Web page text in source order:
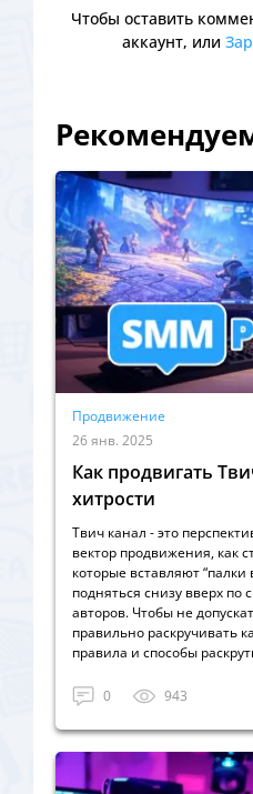
Чтобы оставить
аккаунт, или
Продвижение
26 янв. 2025
Как продвигать
хитрости
Твич канал - это
вектор продвижения, как
которые вставляют “палки
подняться снизу вверх по
авторов. Чтобы не
правильно раскручивать
правила и способы
0 943